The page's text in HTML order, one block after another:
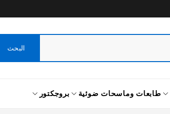
طابعات وماسحات ضوئية بروجكتور